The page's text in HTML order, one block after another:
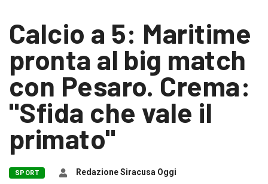
Calcio a 5: Maritime
pronta al big match
con Pesaro. Crema:
"Sfida che vale il
primato"
SPORT
Redazione Siracusa Oggi